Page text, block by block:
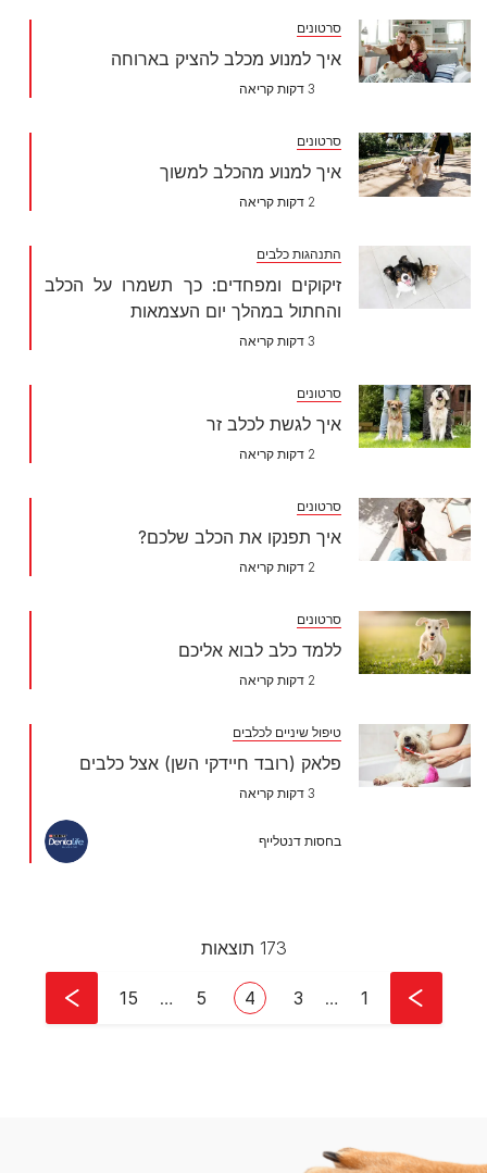
סרטונים
איך למנוע מכלב להציק בארוחה
3 דקות קריאה
סרטונים
איך למנוע מהכלב למשוך
2 דקות קריאה
התנהגות כלבים
זיקוקים ומפחדים: כך תשמרו על הכלב
והחתול במהלך יום העצמאות
3 דקות קריאה
סרטונים
איך לגשת לכלב זר
2 דקות קריאה
סרטונים
איך תפנקו את הכלב שלכם?
2 דקות קריאה
סרטונים
ללמד כלב לבוא אליכם
2 דקות קריאה
טיפול שיניים לכלבים
פלאק (רובד חיידקי השן) אצל כלבים
3 דקות קריאה
בחסות דנטלייף
173 תוצאות
Pagination
First page
1
… עמוד
3
Current page
4 עמוד
5
…
Last page
15